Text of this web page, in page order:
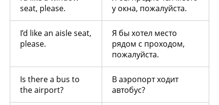
seat, please.
у окна, пожалуйста.
I’d like an aisle seat,
please.
Я бы хотел место
рядом с проходом,
пожалуйста.
Is there a bus to
the airport?
В аэропорт ходит
автобус?